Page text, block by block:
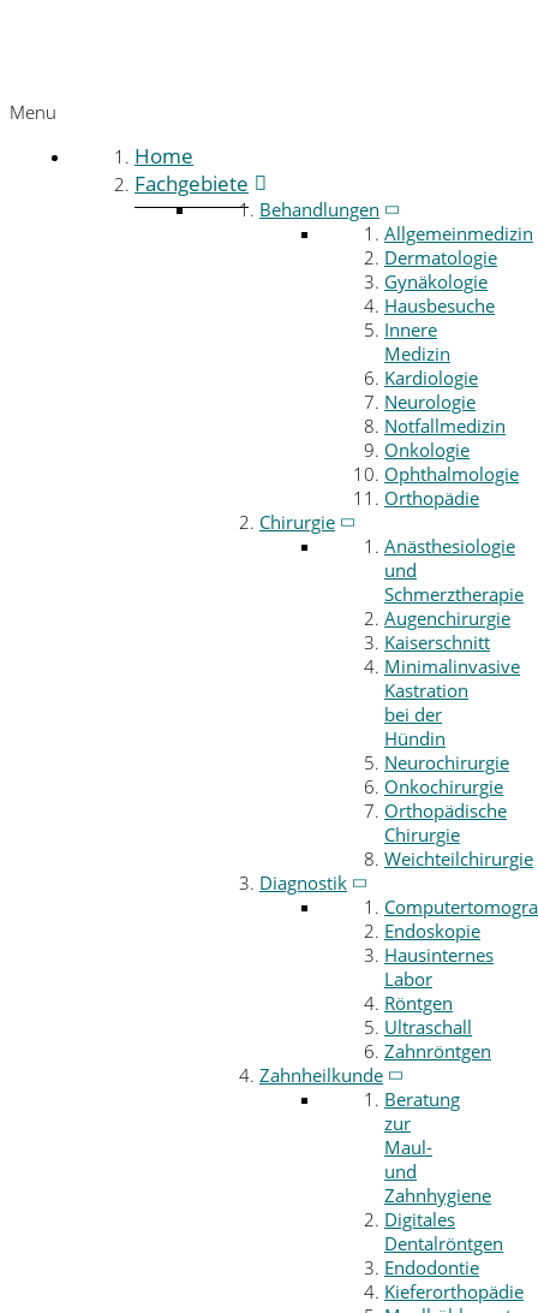
Menu
Home
Fachgebiete
Behandlungen
Allgemeinmedizin
Dermatologie
Gynäkologie
Hausbesuche
Innere
Medizin
Kardiologie
Neurologie
Notfallmedizin
Onkologie
Ophthalmologie
Orthopädie
Chirurgie
Anästhesiologie
und
Schmerztherapie
Augenchirurgie
Kaiserschnitt
Minimalinvasive
Kastration
bei der
Hündin
Neurochirurgie
Onkochirurgie
Orthopädische
Chirurgie
Weichteilchirurgie
Diagnostik
Endoskopie
Hausinternes
Labor
Röntgen
Ultraschall
Zahnröntgen
Zahnheilkunde
Beratung
zur
Maul-
und
Zahnhygiene
Digitales
Dentalröntgen
Endodontie
Kieferorthopädie